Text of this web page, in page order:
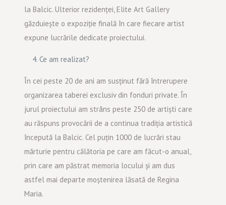
la Balcic. Ulterior rezidenței, Elite Art Gallery
găzduiește o expoziție finală în care fiecare artist
expune lucrările dedicate proiectului.
Ce am realizat?
În cei peste 20 de ani am susținut fără întrerupere
organizarea taberei exclusiv din fonduri private. În
jurul proiectului am strâns peste 250 de artiști care
au răspuns provocării de a continua tradiția artistică
începută la Balcic. Cel puțin 1000 de lucrări stau
mărturie pentru călătoria pe care am făcut-o anual,
prin care am păstrat memoria locului și am dus
astfel mai departe moștenirea lăsată de Regina
Maria.